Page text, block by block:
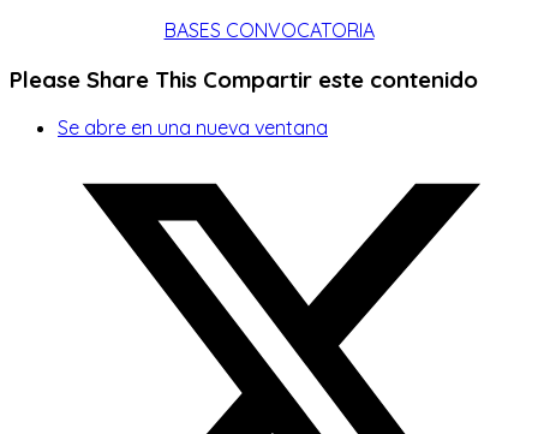
BASES CONVOCATORIA
Please Share This Compartir este contenido
Se abre en una nueva ventana